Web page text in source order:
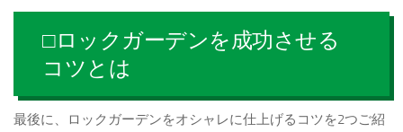
□ロックガーデンを成功させる
コツとは
最後に、ロックガーデンをオシャレに仕上げるコツを2つご紹